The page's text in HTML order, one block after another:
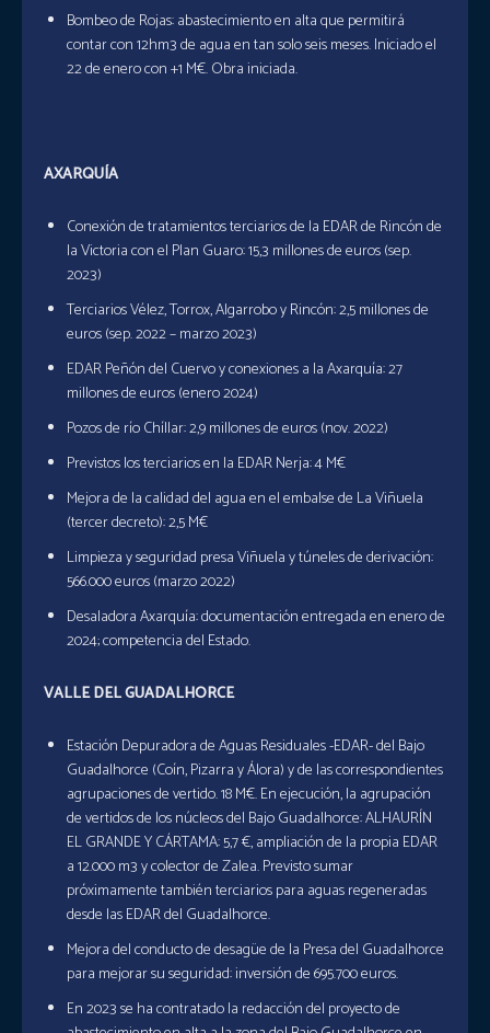
Bombeo de Rojas: abastecimiento en alta que permitirá
contar con 12hm3 de agua en tan solo seis meses. Iniciado el
22 de enero con +1 M€. Obra iniciada.
AXARQUÍA
Conexión de tratamientos terciarios de la EDAR de Rincón de
la Victoria con el Plan Guaro: 15,3 millones de euros (sep.
2023)
Terciarios Vélez, Torrox, Algarrobo y Rincón: 2,5 millones de
euros (sep. 2022 – marzo 2023)
EDAR Peñón del Cuervo y conexiones a la Axarquía: 27
millones de euros (enero 2024)
Pozos de río Chíllar: 2,9 millones de euros (nov. 2022)
Previstos los terciarios en la EDAR Nerja: 4 M€
Mejora de la calidad del agua en el embalse de La Viñuela
(tercer decreto): 2,5 M€
Limpieza y seguridad presa Viñuela y túneles de derivación:
566.000 euros (marzo 2022)
Desaladora Axarquía: documentación entregada en enero de
2024; competencia del Estado.
VALLE DEL GUADALHORCE
Estación Depuradora de Aguas Residuales -EDAR- del Bajo
Guadalhorce (Coín, Pizarra y Álora) y de las correspondientes
agrupaciones de vertido. 18 M€. En ejecución, la agrupación
de vertidos de los núcleos del Bajo Guadalhorce: ALHAURÍN
EL GRANDE Y CÁRTAMA: 5,7 €, ampliación de la propia EDAR
a 12.000 m3 y colector de Zalea. Previsto sumar
próximamente también terciarios para aguas regeneradas
desde las EDAR del Guadalhorce.
Mejora del conducto de desagüe de la Presa del Guadalhorce
para mejorar su seguridad: inversión de 695.700 euros.
En 2023 se ha contratado la redacción del proyecto de